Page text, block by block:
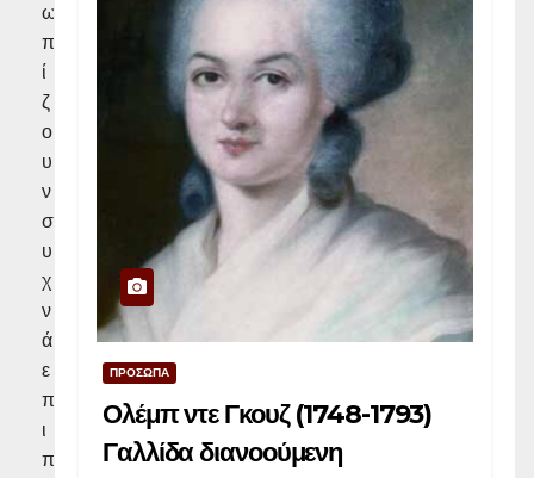
ω
π
ί
ζ
ο
υ
ν
σ
υ
χ
ν
ά
ε
π
ι
π
ΠΡΟΣΩΠΑ
Ολέμπ ντε Γκουζ (1748-1793)
Γαλλίδα διανοούμενη